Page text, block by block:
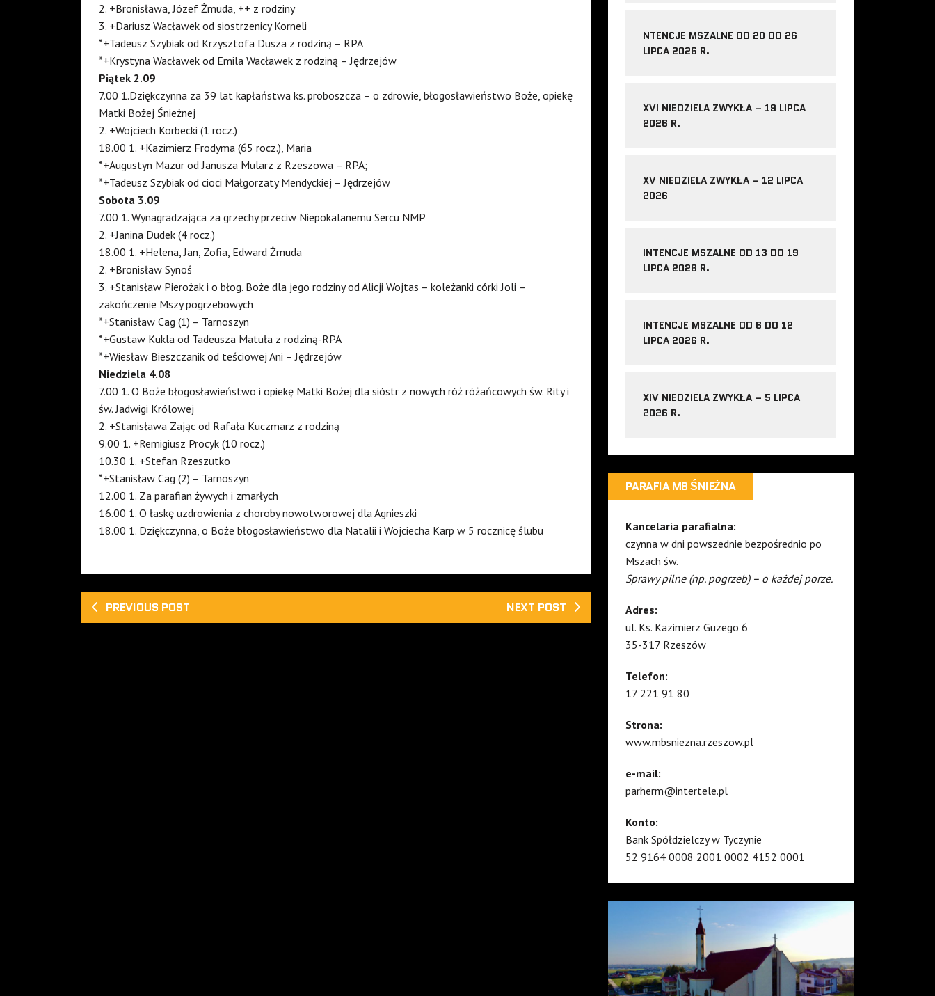
2. +Bronisława, Józef Żmuda, ++ z rodziny
3. +Dariusz Wacławek od siostrzenicy Korneli
*+Tadeusz Szybiak od Krzysztofa Dusza z rodziną – RPA
*+Krystyna Wacławek od Emila Wacławek z rodziną – Jędrzejów
Piątek 2.09
7.00 1.Dziękczynna za 39 lat kapłaństwa ks. proboszcza – o zdrowie, błogosławieństwo Boże, opiekę
Matki Bożej Śnieżnej
2. +Wojciech Korbecki (1 rocz.)
18.00 1. +Kazimierz Frodyma (65 rocz.), Maria
*+Augustyn Mazur od Janusza Mularz z Rzeszowa – RPA;
*+Tadeusz Szybiak od cioci Małgorzaty Mendyckiej – Jędrzejów
Sobota 3.09
7.00 1. Wynagradzająca za grzechy przeciw Niepokalanemu Sercu NMP
2. +Janina Dudek (4 rocz.)
18.00 1. +Helena, Jan, Zofia, Edward Żmuda
2. +Bronisław Synoś
3. +Stanisław Pierożak i o błog. Boże dla jego rodziny od Alicji Wojtas – koleżanki córki Joli –
zakończenie Mszy pogrzebowych
*+Stanisław Cag (1) – Tarnoszyn
*+Gustaw Kukla od Tadeusza Matuła z rodziną-RPA
*+Wiesław Bieszczanik od teściowej Ani – Jędrzejów
Niedziela 4.08
7.00 1. O Boże błogosławieństwo i opiekę Matki Bożej dla sióstr z nowych róż różańcowych św. Rity i
św. Jadwigi Królowej
2. +Stanisława Zając od Rafała Kuczmarz z rodziną
9.00 1. +Remigiusz Procyk (10 rocz.)
10.30 1. +Stefan Rzeszutko
*+Stanisław Cag (2) – Tarnoszyn
12.00 1. Za parafian żywych i zmarłych
16.00 1. O łaskę uzdrowienia z choroby nowotworowej dla Agnieszki
18.00 1. Dziękczynna, o Boże błogosławieństwo dla Natalii i Wojciecha Karp w 5 rocznicę ślubu
PREVIOUS POST NEXT POST
NTENCJE MSZALNE OD 20 DO 26
LIPCA 2026 R.
XVI NIEDZIELA ZWYKŁA – 19 LIPCA
2026 R.
XV NIEDZIELA ZWYKŁA – 12 LIPCA
2026
INTENCJE MSZALNE OD 13 DO 19
LIPCA 2026 R.
INTENCJE MSZALNE OD 6 DO 12
LIPCA 2026 R.
XIV NIEDZIELA ZWYKŁA – 5 LIPCA
2026 R.
PARAFIA MB ŚNIEŻNA
Kancelaria parafialna:
czynna w dni powszednie bezpośrednio po
Mszach św.
Sprawy pilne (np. pogrzeb) – o każdej porze.
Adres:
ul. Ks. Kazimierz Guzego 6
35-317 Rzeszów
Telefon:
17 221 91 80
Strona:
www.mbsniezna.rzeszow.pl
e-mail:
parherm@intertele.pl
Konto:
Bank Spółdzielczy w Tyczynie
52 9164 0008 2001 0002 4152 0001